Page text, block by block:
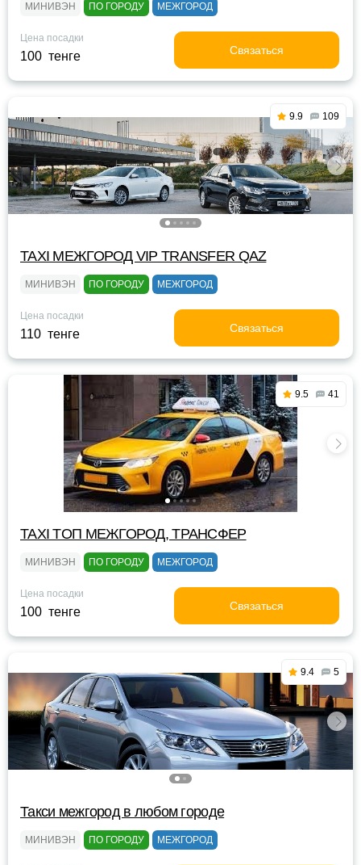
МИНИВЭН ПО ГОРОДУ МЕЖГОРОД
Цена посадки
100 тенге Связаться
9.9 109
TAXI МЕЖГОРОД VIP TRANSFER QАZ
МИНИВЭН ПО ГОРОДУ МЕЖГОРОД
Цена посадки
110 тенге Связаться
9.5 41
TAXI TOП МЕЖГОРОД, ТРАНСФЕР
МИНИВЭН ПО ГОРОДУ МЕЖГОРОД
Цена посадки
100 тенге Связаться
9.4 5
Такси межгород в любом городе
МИНИВЭН ПО ГОРОДУ МЕЖГОРОД